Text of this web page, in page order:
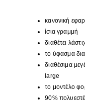
κανονική
ίσια γραμμή
διαθέτει
το ύφασμα
διαθέσιμα
large
το μοντέλο
90%